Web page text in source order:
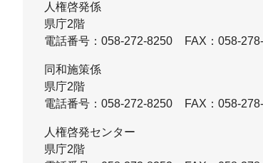
人権啓発係
県庁2階
電話番号：058-272-8250
FAX：058-
同和施策係
県庁2階
電話番号：058-272-8250
FAX：058-
人権啓発センター
県庁2階